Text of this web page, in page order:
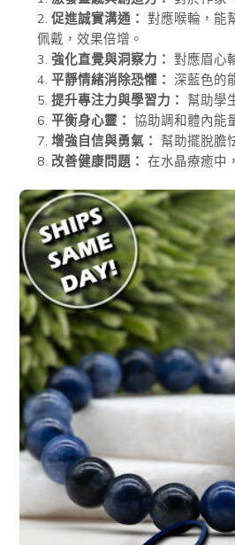
促進誠實溝通： 對應喉輪，能
佩戴，效果倍增。
強化直覺與洞察力： 對應眉心
平靜情緒消除恐懼： 深藍色的
提升專注力與學習力： 幫助學
平衡身心靈： 協助調和體內能
增強自信與勇氣： 幫助擺脫膽
改善健康問題： 在水晶療癒中